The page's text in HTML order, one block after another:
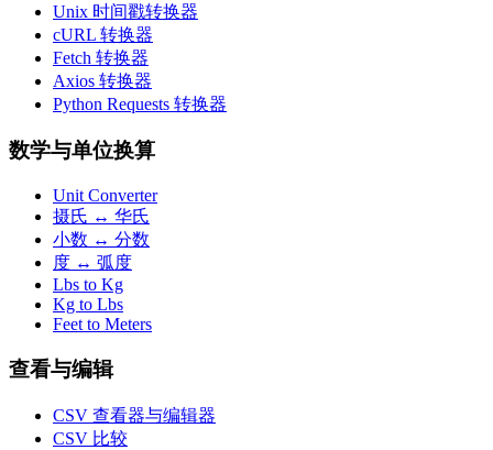
Unix 时间戳转换器
cURL 转换器
Fetch 转换器
Axios 转换器
Python Requests 转换器
数学与单位换算
Unit Converter
摄氏 ↔ 华氏
小数 ↔ 分数
度 ↔ 弧度
Lbs to Kg
Kg to Lbs
Feet to Meters
查看与编辑
CSV 查看器与编辑器
CSV 比较